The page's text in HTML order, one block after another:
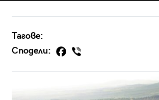
Тагове:
Сподели: